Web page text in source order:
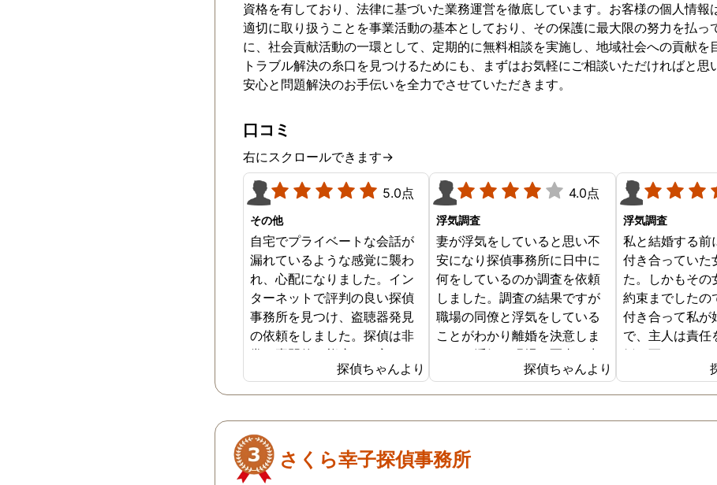
資格を有しており、法律に基づいた業務運営を徹底しています。お客様の個人情報
適切に取り扱うことを事業活動の基本としており、その保護に最大限の努力を払っ
に、社会貢献活動の一環として、定期的に無料相談を実施し、地域社会への貢献を
トラブル解決の糸口を見つけるためにも、まずはお気軽にご相談いただければと思
安心と問題解決のお手伝いを全力でさせていただきます。
口コミ
右にスクロールできます→
5.0点
その他
自宅でプライベートな会話が
漏れているような感覚に襲わ
れ、心配になりました。イン
ターネットで評判の良い探偵
事務所を見つけ、盗聴器発見
の依頼をしました。探偵は非
常に専門的な態度で、家の
隅々まで丁寧に調査してくれ
ました。調査は約3時間ほどで
つかりませんでしたが、その
プロセスと説明が非常に安心
感を与えてくれました。
探偵ちゃんより
4.0点
浮気調査
妻が浮気をしていると思い不
安になり探偵事務所に日中に
何をしているのか調査を依頼
しました。調査の結果ですが
職場の同僚と浮気をしている
ことがわかり離婚を決意しま
した。浮気の現場の写真を妻
に突き付けたところ事実を認
めたので離婚するための証拠
探偵ちゃんより
浮気調査
私と結婚する前
付き合っていた
た。しかもその
約束までしたの
付き合って私が
で、主人は責任
婚に至りました
程から、私は
以前の女性とよ
さくら幸子探偵事務所